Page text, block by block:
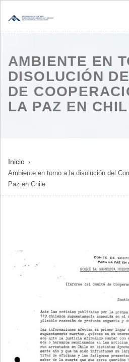
AMBIENTE EN
DISOLUCIÓN
DE
LA PAZ EN
SOBRESCRIBIR
ENLACES
DE
Inicio
Ambiente en torno a la disolución del
Paz en Chile